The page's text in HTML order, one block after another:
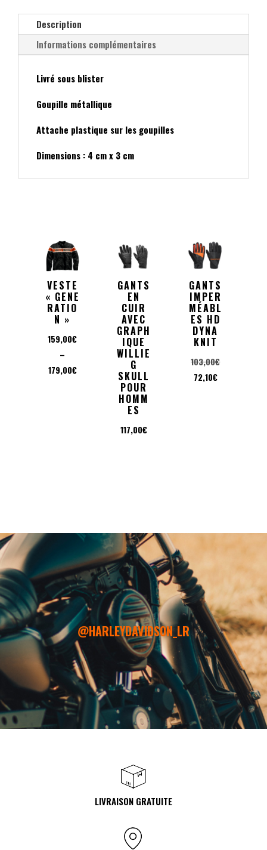
Description
Informations complémentaires
Livré sous blister
Goupille métallique
Attache plastique sur les goupilles
Dimensions : 4 cm x 3 cm
VESTE
« GENE
RATIO
N »
159,00€
–
179,00€Plage
GANTS
EN
CUIR
AVEC
GRAPH
IQUE
WILLIE
G
SKULL
POUR
HOMM
ES
117,00€
GANTS
IMPER
MÉABL
ES HD
DYNA
KNIT
103,00€Le
72,10€Le
@HARLEYDAVIDSON_LR
LIVRAISON GRATUITE